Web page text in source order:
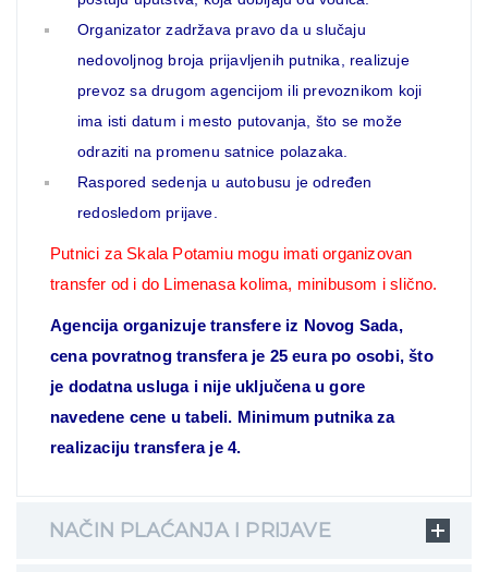
Organizator zadržava pravo da u slučaju
nedovoljnog broja prijavljenih putnika, realizuje
prevoz sa drugom agencijom ili prevoznikom koji
ima isti datum i mesto putovanja, što se može
odraziti na promenu satnice polazaka.
Raspored sedenja u autobusu je određen
redosledom prijave.
Putnici za Skala Potamiu mogu imati organizovan
transfer od i do Limenasa kolima, minibusom i slično.
Agencija organizuje transfere iz Novog Sada,
cena povratnog transfera je 25 eura po osobi, što
je dodatna usluga i nije uključena u gore
navedene cene u tabeli. Minimum putnika za
realizaciju transfera je 4.
NAČIN PLAĆANJA I PRIJAVE